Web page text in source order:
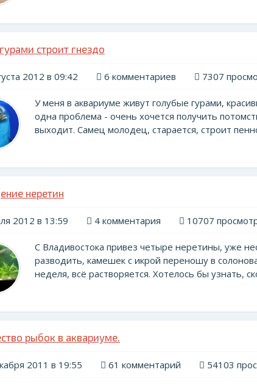
строит гнездо
2012 в 09:42 6 комментариев 7307
У меня в аквариуме живут голубые гурами,
одна проблема - очень хочется получить
выходит. Самец молодец, старается, строит
неретин
2012 в 13:59 4 комментария 10707
С Владивостока привез четыре неретины, уже
разводить, камешек с икрой переношу в
неделя, всё растворяется. Хотелось бы узнать,
рыбок в аквариуме.
2011 в 19:55 61 комментарий 54103